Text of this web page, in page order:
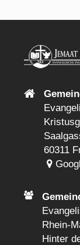
60311
Rhein-
Hinter